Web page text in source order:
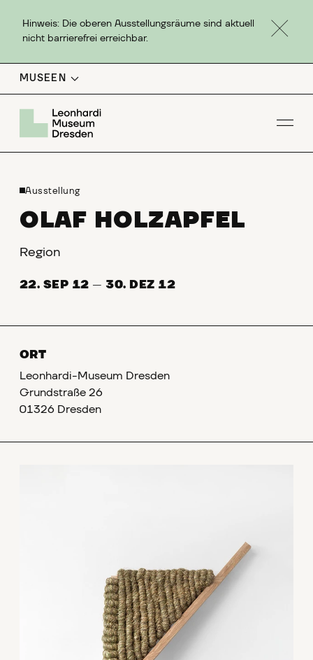
Hinweis: Die oberen Ausstellungsräume sind aktuell
nicht barrierefrei erreichbar.
MUSEEN
Ausstellung
OLAF HOLZAPFEL
Region
22. SEP 12 — 30. DEZ 12
ORT
Leonhardi-Museum Dresden
Grundstraße 26
01326 Dresden